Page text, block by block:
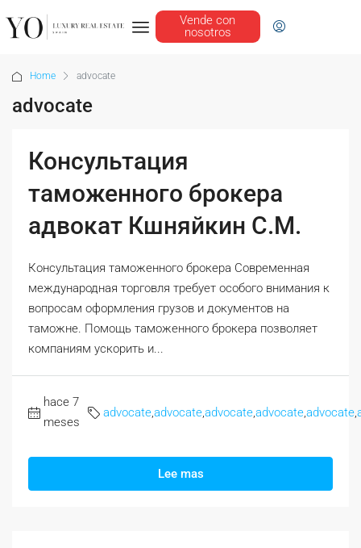
Vende con
nosotros
Home advocate
advocate
Консультация
таможенного брокера
адвокат Кшняйкин С.М.
Консультация таможенного брокера Современная
международная торговля требует особого внимания к
вопросам оформления грузов и документов на
таможне. Помощь таможенного брокера позволяет
компаниям ускорить и...
hace 7
meses
advocateadvocateadvocateadvocateadvocate
Lee mas